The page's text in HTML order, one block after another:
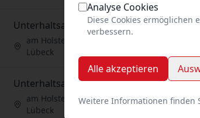
Unterhaltsam, informativ & authentisch
am Holstentor auf Seite der Grünanlage
Lübeck
Unterhaltsam, informativ & authentisch
am Holstentor auf Seite der Grünanlage
Lübeck
Analyse Cookies
Diese Cookies ermöglichen
verbessern.
Alle akzeptieren
Weitere Informationen finden